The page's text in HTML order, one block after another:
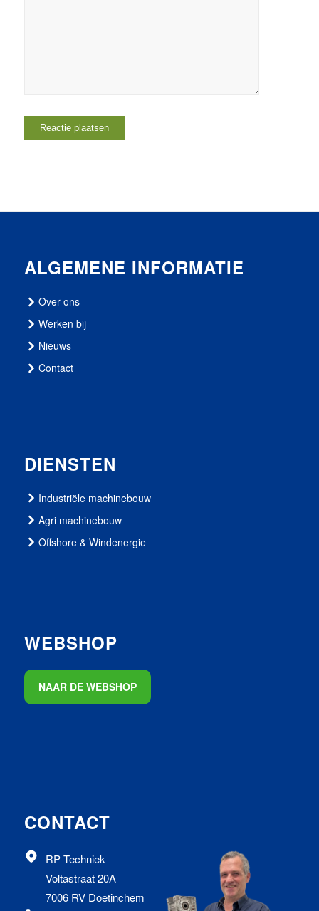
ALGEMENE INFORMATIE
Over ons
Werken bij
Nieuws
Contact
DIENSTEN
Industriële machinebouw
Agri machinebouw
Offshore & Windenergie
WEBSHOP
NAAR DE WEBSHOP
CONTACT
RP Techniek
Voltastraat 20A
7006 RV Doetinchem